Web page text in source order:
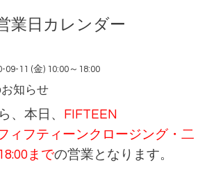
業日カレンダー
09-11 (金) 10:00～18:00
知らせ
、本日、
FIFTEEN
ィフティーンクロージング・二
18:00までの営業となります。